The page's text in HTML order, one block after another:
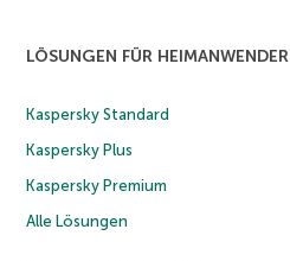
LÖSUNGEN FÜR HEIMANWENDER
Kaspersky Standard
Kaspersky Plus
Kaspersky Premium
Alle Lösungen